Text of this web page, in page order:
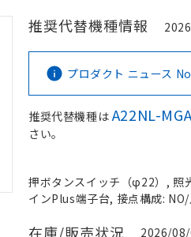
推奨代替機種情報
プロダクト ニュース
推奨代替機種はA22NL-
さい。
押ボタンスイッチ（φ22）, 照
インPlus端子台, 接点構成:
在庫/販売状況
2026/08/